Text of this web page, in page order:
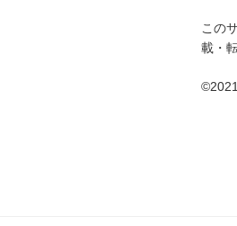
この
載・